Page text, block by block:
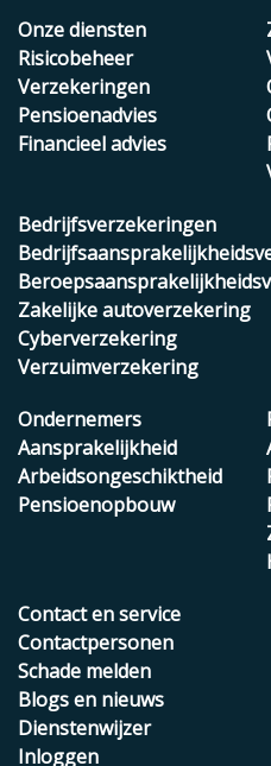
Onze diensten
Risicobeheer
Verzekeringen
Pensioenadvies
Financieel advies
Bedrijfsverzekeringen
Zakelijke autoverzekering
Cyberverzekering
Verzuimverzekering
Ondernemers
Aansprakelijkheid
Arbeidsongeschiktheid
Pensioenopbouw
Contact en service
Contactpersonen
Schade melden
Blogs en nieuws
Dienstenwijzer
Inloggen